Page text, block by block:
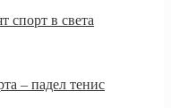
спорт в света
– падел тенис